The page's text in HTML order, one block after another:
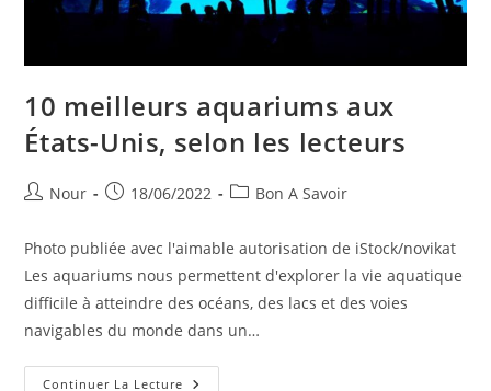
10 meilleurs aquariums aux
États-Unis, selon les lecteurs
Auteur/autrice
la
publication :
Nour
Publication
18/06/2022
PostBon A Savoir
Photo publiée avec l'aimable autorisation de iStock/novikat
Les aquariums nous permettent d'explorer la vie aquatique
difficile à atteindre des océans, des lacs et des voies
navigables du monde dans un…
Continuer La Lecture 10